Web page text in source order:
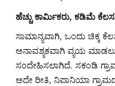
ಹೆಚ್ಚು ಕಾರ್ಮಿಕರು, ಕಡಿಮೆ
ಸಾಮಾನ್ಯವಾಗಿ, ಒಂದು ಚಿಕ್ಕ
ಅನಾವಶ್ಯಕವಾಗಿ ವ್ಯಯ
ಸಂದೇಹಿಸಲಾಗಿದೆ. ಸಕಂಡಿ
ಅದೇ ರೀತಿ, ನಿಪಾನಿಯಾ